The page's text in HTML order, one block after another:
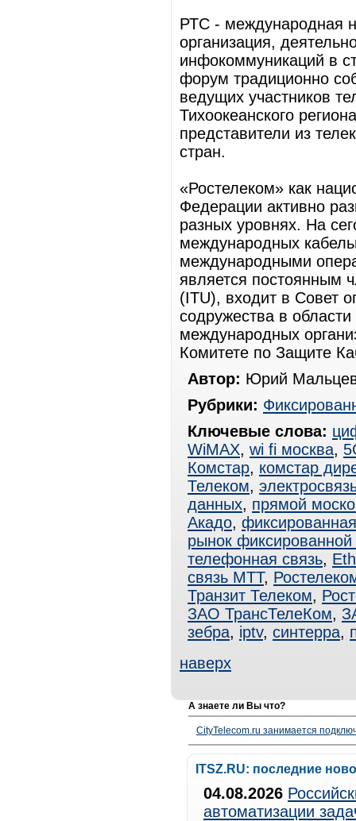
РТС - международная
организация,
инфокоммуникаций в
форум традиционно
ведущих участников
Тихоокеанского
представители из
стран.
«Ростелеком» как
Федерации активно
разных уровнях. На
международных
международными
является постоянным
(ITU), входит в Совет
содружества в
международных
Комитете по Защите
Автор: Юрий
Рубрики:
Ключевые слова:
WiMAX, wi fi москва,
Комстар, комстар
Телеком,
данных, прямой
Акадо,
рынок фиксированной
телефонная связь,
связь МТТ,
Транзит Телеком,
ЗАО ТрансТелеКом,
зебра, iptv, синтерра,
наверх
А знаете ли Вы что?
CityTelecom.ru занимается
ITSZ.RU: последние
04.08.2026
автоматизации